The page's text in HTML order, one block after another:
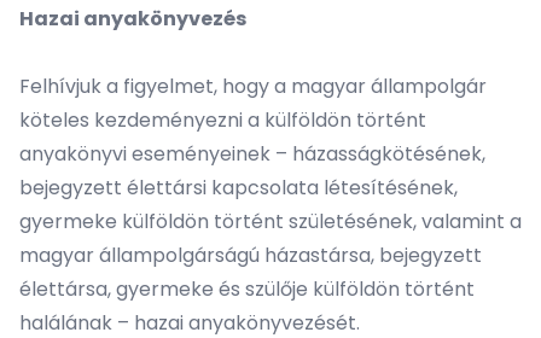
Hazai anyakönyvezés
Felhívjuk a figyelmet, hogy a magyar állampolgár
köteles kezdeményezni a külföldön történt
anyakönyvi eseményeinek – házasságkötésének,
bejegyzett élettársi kapcsolata létesítésének,
gyermeke külföldön történt születésének, valamint a
magyar állampolgárságú házastársa, bejegyzett
élettársa, gyermeke és szülője külföldön történt
halálának – hazai anyakönyvezését.